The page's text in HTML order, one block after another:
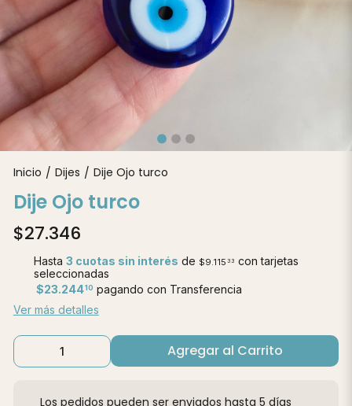
Inicio / Dijes / Dije Ojo turco
Dije Ojo turco
$27.346
Hasta3 cuotas sin interés de $9.115 33 con tarjetas
seleccionadas
$23.24410 pagando con Transferencia
Ver más detalles
Agregar al Carrito
Los pedidos pueden ser enviados hasta 5 días